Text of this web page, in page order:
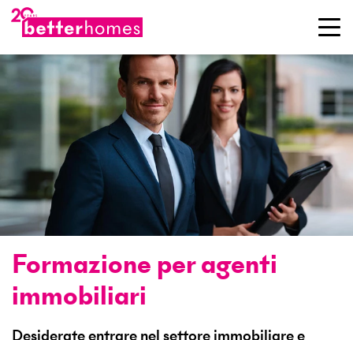
Formazione per agenti
immobiliari
Desiderate entrare nel settore immobiliare e